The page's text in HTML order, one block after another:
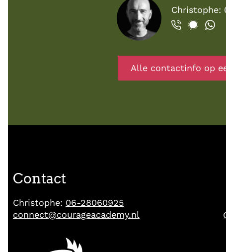
Christophe:
Alle contactinfo op
Contact
Christophe: 06-28060925
connect@courageacademy.nl